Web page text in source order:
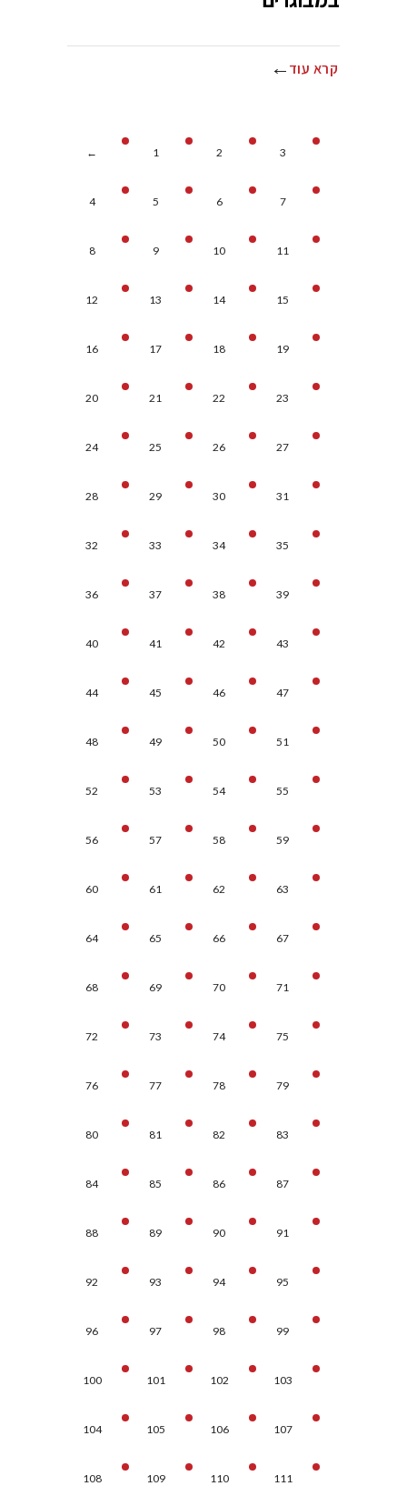
קרא עוד
← 1 2 3
4 5 6 7
8 9 10 11
12 13 14 15
16 17 18 19
20 21 22 23
24 25 26 27
28 29 30 31
32 33 34 35
36 37 38 39
40 41 42 43
44 45 46 47
48 49 50 51
52 53 54 55
56 57 58 59
60 61 62 63
64 65 66 67
68 69 70 71
72 73 74 75
76 77 78 79
80 81 82 83
84 85 86 87
88 89 90 91
92 93 94 95
96 97 98 99
100 101 102 103
104 105 106 107
108 109 110 111